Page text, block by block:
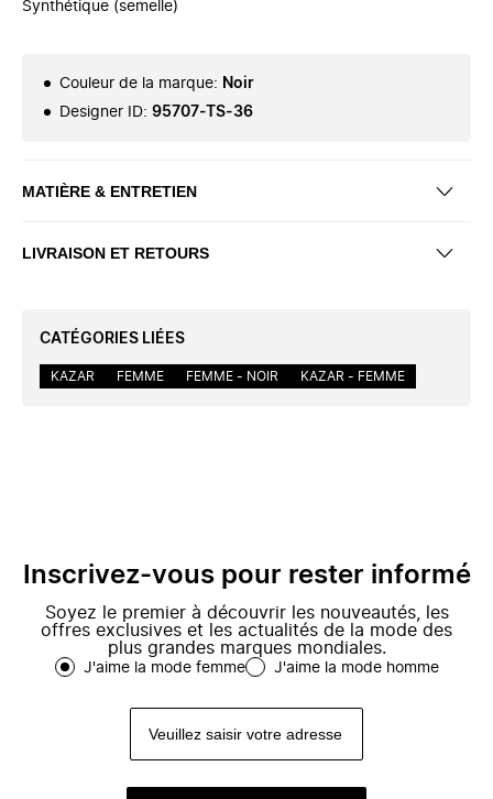
Synthétique (semelle)
Couleur de la marque: Noir
Designer ID: 95707-TS-36
MATIÈRE & ENTRETIEN
LIVRAISON ET RETOURS
CATÉGORIES LIÉES
KAZAR FEMME FEMME - NOIR KAZAR - FEMME
Inscrivez-vous pour rester informé
Soyez le premier à découvrir les nouveautés, les
offres exclusives et les actualités de la mode des
plus grandes marques mondiales.
J'aime la mode femme J'aime la mode homme